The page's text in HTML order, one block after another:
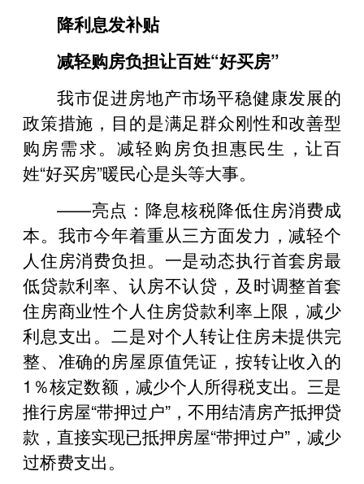
降利息发补贴
减轻购房负担让百姓“好买房”
我市促进房地产市场平稳健康发展的
政策措施，目的是满足群众刚性和改善型
购房需求。减轻购房负担惠民生，让百
姓“好买房”暖民心是头等大事。
——亮点：降息核税降低住房消费成
本。我市今年着重从三方面发力，减轻个
人住房消费负担。一是动态执行首套房最
低贷款利率、认房不认贷，及时调整首套
住房商业性个人住房贷款利率上限，减少
利息支出。二是对个人转让住房未提供完
整、准确的房屋原值凭证，按转让收入的
1％核定数额，减少个人所得税支出。三是
推行房屋“带押过户”，不用结清房产抵押贷
款，直接实现已抵押房屋“带押过户”，减少
过桥费支出。